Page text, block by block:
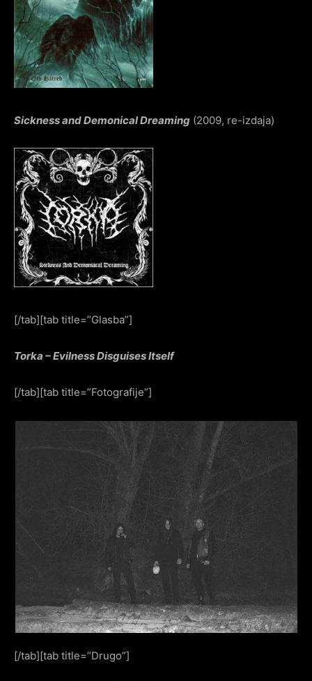
Sickness and Demonical Dreaming (2009, re-izdaja)
[/tab][tab title=”Glasba”]
Torka – Evilness Disguises Itself
[/tab][tab title=”Fotografije”]
[/tab][tab title=”Drugo”]